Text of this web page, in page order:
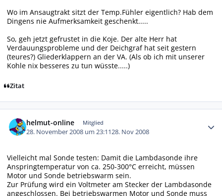
Wo im Ansaugtrakt sitzt der Temp.Fühler eigentlich? Hab dem
Dingens nie Aufmerksamkeit geschenkt.....
So, geh jetzt gefrustet in die Koje. Der alte Herr hat
Verdauungsprobleme und der Deichgraf hat seit gestern
(teures?) Gliederklappern an der VA. (Als ob ich mit unserer
Kohle nix besseres zu tun wüsste.....)
Zitat
helmut-online Mitglied
28. November 2008 um 23:1128. Nov 2008
Vielleicht mal Sonde testen: Damit die Lambdasonde ihre
Anspringtemperatur von ca. 250-300°C erreicht, müssen
Motor und Sonde betriebswarm sein.
Zur Prüfung wird ein Voltmeter am Stecker der Lambdasonde
angeschlossen. Bei betriebswarmen Motor und Sonde muss